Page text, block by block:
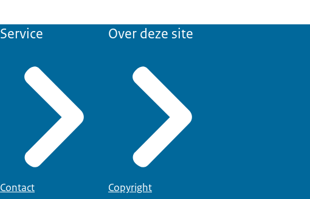
Service
Contact
Over deze site
Copyright